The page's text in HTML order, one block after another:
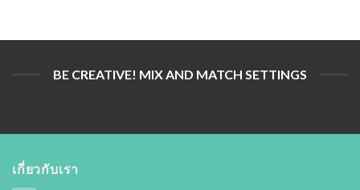
BE CREATIVE! MIX AND MATCH SETTINGS
เกี่ยวกับเรา